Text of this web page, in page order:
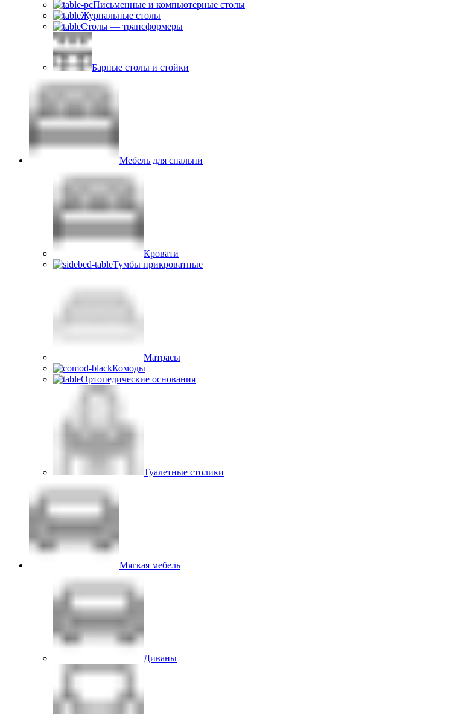
Письменные и компьютерные столы
Журнальные столы
Столы — трансформеры
Барные столы и стойки
Мебель для спальни
Кровати
Тумбы прикроватные
Матрасы
Комоды
Ортопедические основания
Туалетные столики
Мягкая мебель
Диваны